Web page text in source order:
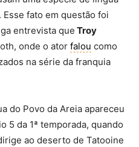
fato em questão foi
entrevista que Troy
onde o ator falou como
na série da franquia
do Povo da Areia apareceu
5 da 1ª temporada, quando
ao deserto de Tatooine